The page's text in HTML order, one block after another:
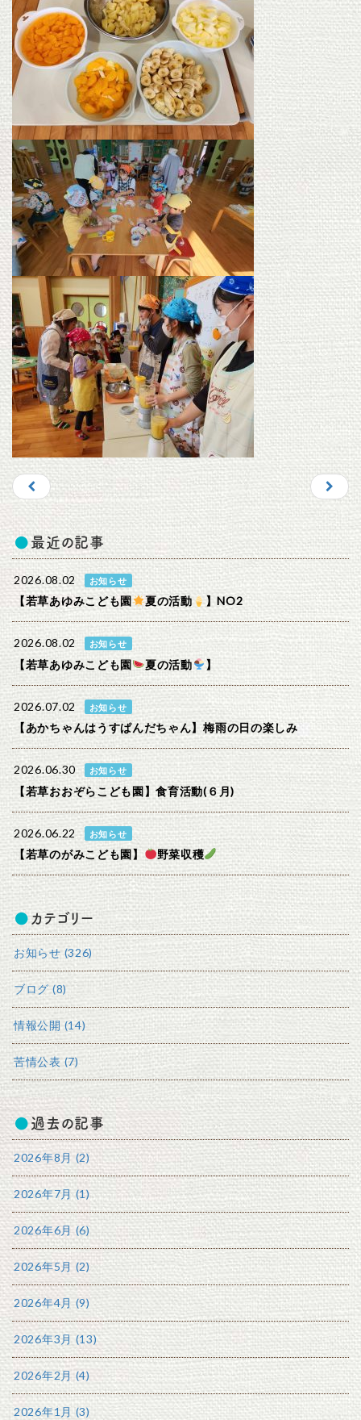
最近の記事
2026.08.02 お知らせ
【若草あゆみこども園 夏の活動 】NO2
2026.08.02 お知らせ
【若草あゆみこども園 夏の活動 】
2026.07.02 お知らせ
【あかちゃんはうすぱんだちゃん】梅雨の日の楽しみ
2026.06.30 お知らせ
【若草おおぞらこども園】食育活動(６月)
2026.06.22 お知らせ
【若草のがみこども園】 野菜収穫
カテゴリー
お知らせ (326)
ブログ (8)
情報公開 (14)
苦情公表 (7)
過去の記事
2026年8月 (2)
2026年7月 (1)
2026年6月 (6)
2026年5月 (2)
2026年4月 (9)
2026年3月 (13)
2026年2月 (4)
2026年1月 (3)